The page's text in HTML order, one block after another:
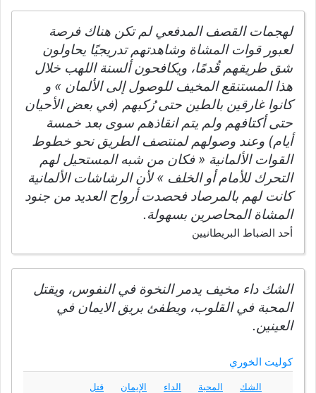
لهجمات القصف المدفعي لم تكن هناك فرصة
لعبور قوات المشاة وشاهدتهم تدريجيًا يحاولون
شق طريقهم قُدمًا، ويكافحون ألسنة اللهب خلال
هذا المستنقع المخيف للوصول إلى الألمان » و
كانوا غارقين بالطين حتى رُكبهم (في بعض الأحيان
حتى أكتافهم ولم يتم انقاذهم سوى بعد خمسة
أيام) وعند وصولهم لمنتصف الطريق نحو خطوط
القوات الألمانية « فكان من شبه المستحيل لهم
التحرك للأمام أو الخلف » لأن الرشاشات الألمانية
كانت لهم بالمرصاد فحصدت أرواح العديد من جنود
المشاة المحاصرين بسهولة.
أحد الضباط البريطانيين
الشك داء مخيف يدمر النخوة في النفوس، ويقتل
المحبة في القلوب، ويطفئ بريق الايمان في
العينين.
كوليت الخوري
الشك المحبة الداء الإيمان قتل